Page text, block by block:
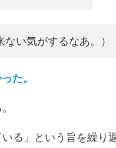
ない気がするなあ。）
た。
いる」という旨を繰り